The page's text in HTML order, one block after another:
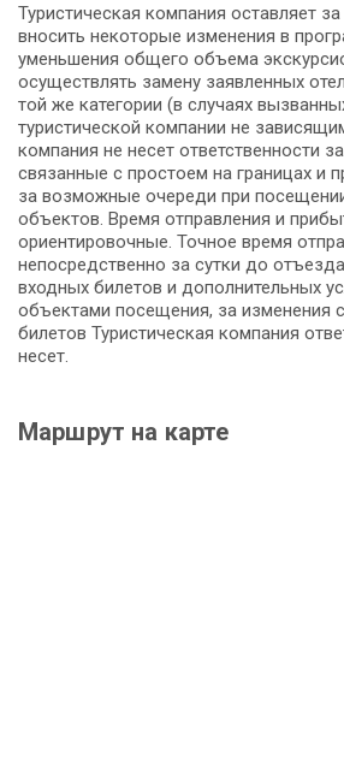
Туристическая компания оставляет
вносить некоторые изменения в
уменьшения общего объема
осуществлять замену заявленных
той же категории (в случаях
туристической компании не
компания не несет ответственности
связанные с простоем на границах и
за возможные очереди при
объектов. Время отправления и
ориентировочные. Точное время
непосредственно за сутки до
входных билетов и дополнительных
объектами посещения, за изменения
билетов Туристическая компания
несет.
Маршрут на карте